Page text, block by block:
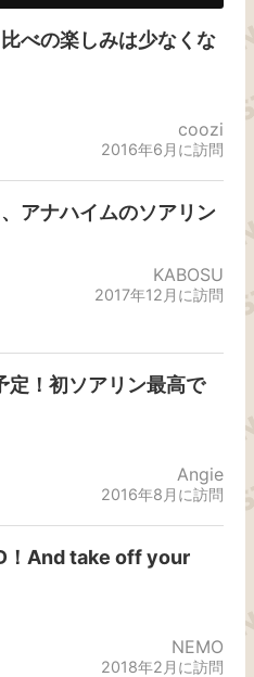
べの楽しみは少なくな
coozi
2016年6月に訪問
アナハイムのソアリン
KABOSU
2017年12月に訪問
！初ソアリン最高で
Angie
2016年8月に訪問
！And take off your
NEMO
2018年2月に訪問